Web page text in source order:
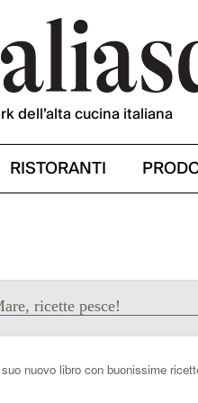
dell’alta cucina italiana
RISTORANTI
ricette pesce!
nuovo libro con buonissime